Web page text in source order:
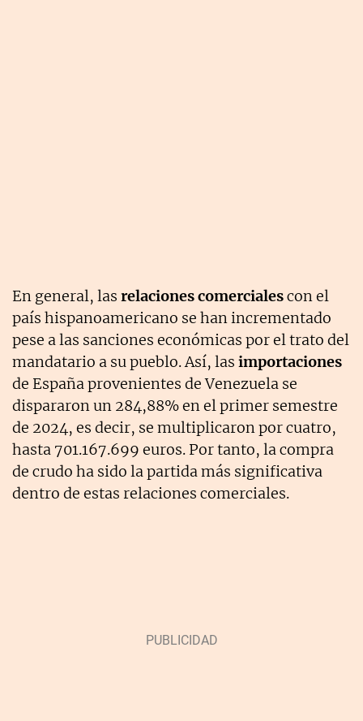
En general, las relaciones comercialescon el
país hispanoamericano se han incrementado
pese a las sanciones económicas por el trato del
mandatario a su pueblo. Así, las importaciones
de España provenientes de Venezuela se
dispararon un 284,88% en el primer semestre
de 2024, es decir, se multiplicaron por cuatro,
hasta 701.167.699 euros. Por tanto, la compra
de crudo ha sido la partida más significativa
dentro de estas relaciones comerciales.